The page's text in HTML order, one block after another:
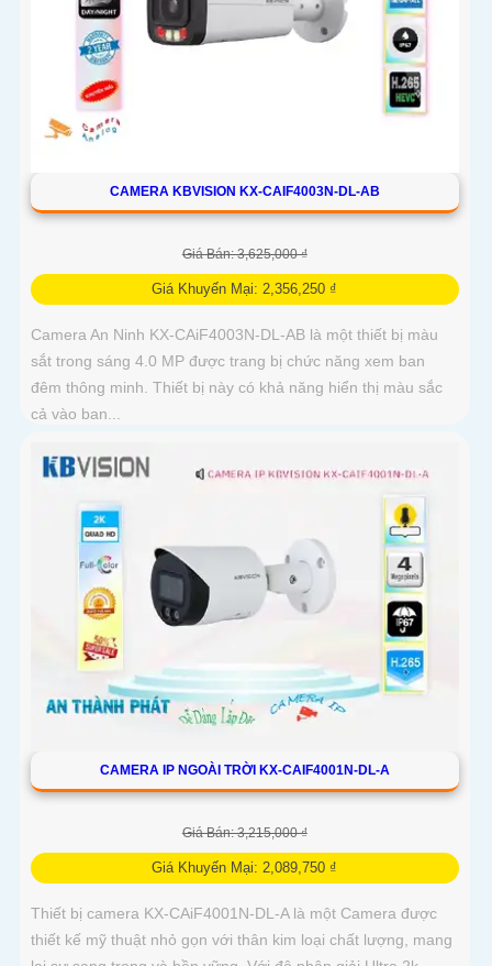
CAMERA KBVISION KX-CAIF4003N-DL-AB
Giá Bán: 3,625,000 ₫
Giá Khuyến Mại: 2,356,250 ₫
Camera An Ninh KX-CAiF4003N-DL-AB là một thiết bị màu
sắt trong sáng 4.0 MP được trang bị chức năng xem ban
đêm thông minh. Thiết bị này có khả năng hiển thị màu sắc
cả vào ban...
CAMERA IP NGOÀI TRỜI KX-CAIF4001N-DL-A
Giá Bán: 3,215,000 ₫
Giá Khuyến Mại: 2,089,750 ₫
Thiết bị camera KX-CAiF4001N-DL-A là một Camera được
thiết kế mỹ thuật nhỏ gọn với thân kim loại chất lượng, mang